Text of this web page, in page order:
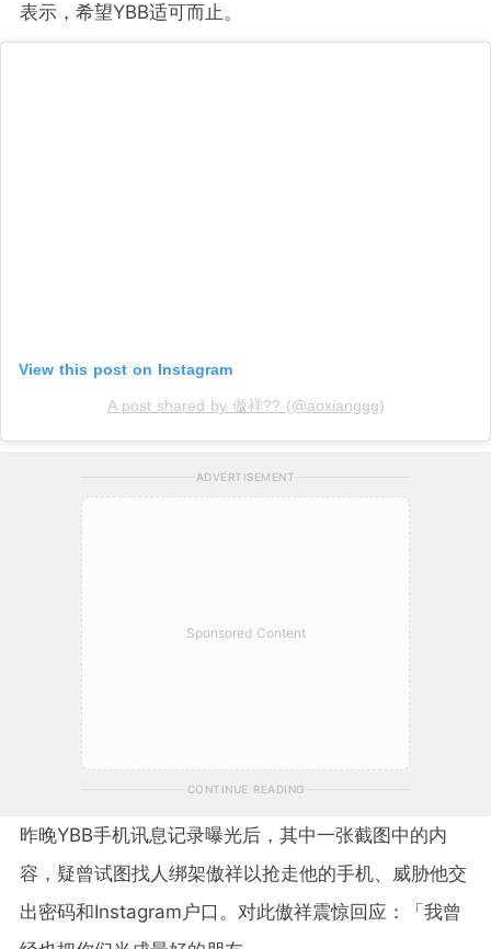
表示，希望YBB适可而止。
View this post on Instagram
A post shared by 傲祥?? (@aoxianggg)
ADVERTISEMENT
Sponsored Content
CONTINUE READING
昨晚YBB手机讯息记录曝光后，其中一张截图中的内
容，疑曾试图找人绑架傲祥以抢走他的手机、威胁他交
出密码和Instagram户口。对此傲祥震惊回应：「我曾